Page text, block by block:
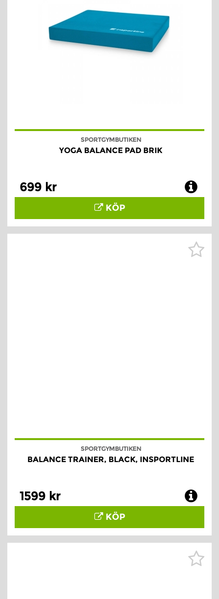
SPORTGYMBUTIKEN
YOGA BALANCE PAD BRIK
699 kr
KÖP
SPORTGYMBUTIKEN
BALANCE TRAINER, BLACK, INSPORTLINE
1599 kr
KÖP